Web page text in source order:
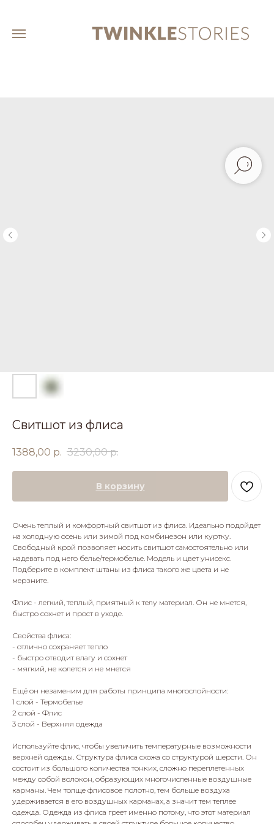
Свитшот из флиса
1388,00 р. 3230,00 р.
В корзину
Очень теплый и комфортный свитшот из флиса. Идеально подойдет
на холодную осень или зимой под комбинезон или куртку.
Свободный крой позволяет носить свитшот самостоятельно или
надевать под него белье/термобелье. Модель и цвет унисекс.
Подберите в комплект штаны из флиса такого же цвета и не
мерзните.
Флис - легкий, теплый, приятный к телу материал. Он не мнется,
быстро сохнет и прост в уходе.
Свойства флиса:
- отлично сохраняет тепло
- быстро отводит влагу и сохнет
- мягкий, не колется и не мнется
Ещё он незаменим для работы принципа многослойности:
1 слой - Термобелье
2 слой - Флис
3 слой - Верхняя одежда
Используйте флис, чтобы увеличить температурные возможности
верхней одежды. Структура флиса схожа со структурой шерсти. Он
состоит из большого количества тонких, сложно переплетенных
между собой волокон, образующих многочисленные воздушные
карманы. Чем толще флисовое полотно, тем больше воздуха
удерживается в его воздушных карманах, а значит тем теплее
одежда. Одежда из флиса греет именно потому, что этот материал